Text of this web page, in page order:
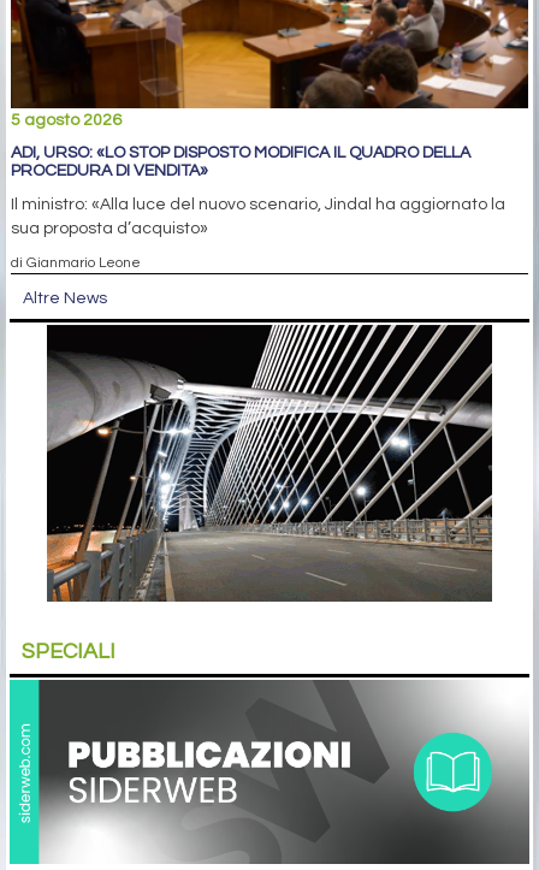
5 agosto 2026
ADI, URSO: «LO STOP DISPOSTO MODIFICA IL QUADRO DELLA
PROCEDURA DI VENDITA»
Il ministro: «Alla luce del nuovo scenario, Jindal ha aggiornato la
sua proposta d’acquisto»
di Gianmario Leone
Altre News
SPECIALI